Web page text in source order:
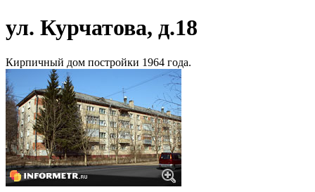
ул. Курчатова, д.18
Кирпичный дом постройки 1964 года.